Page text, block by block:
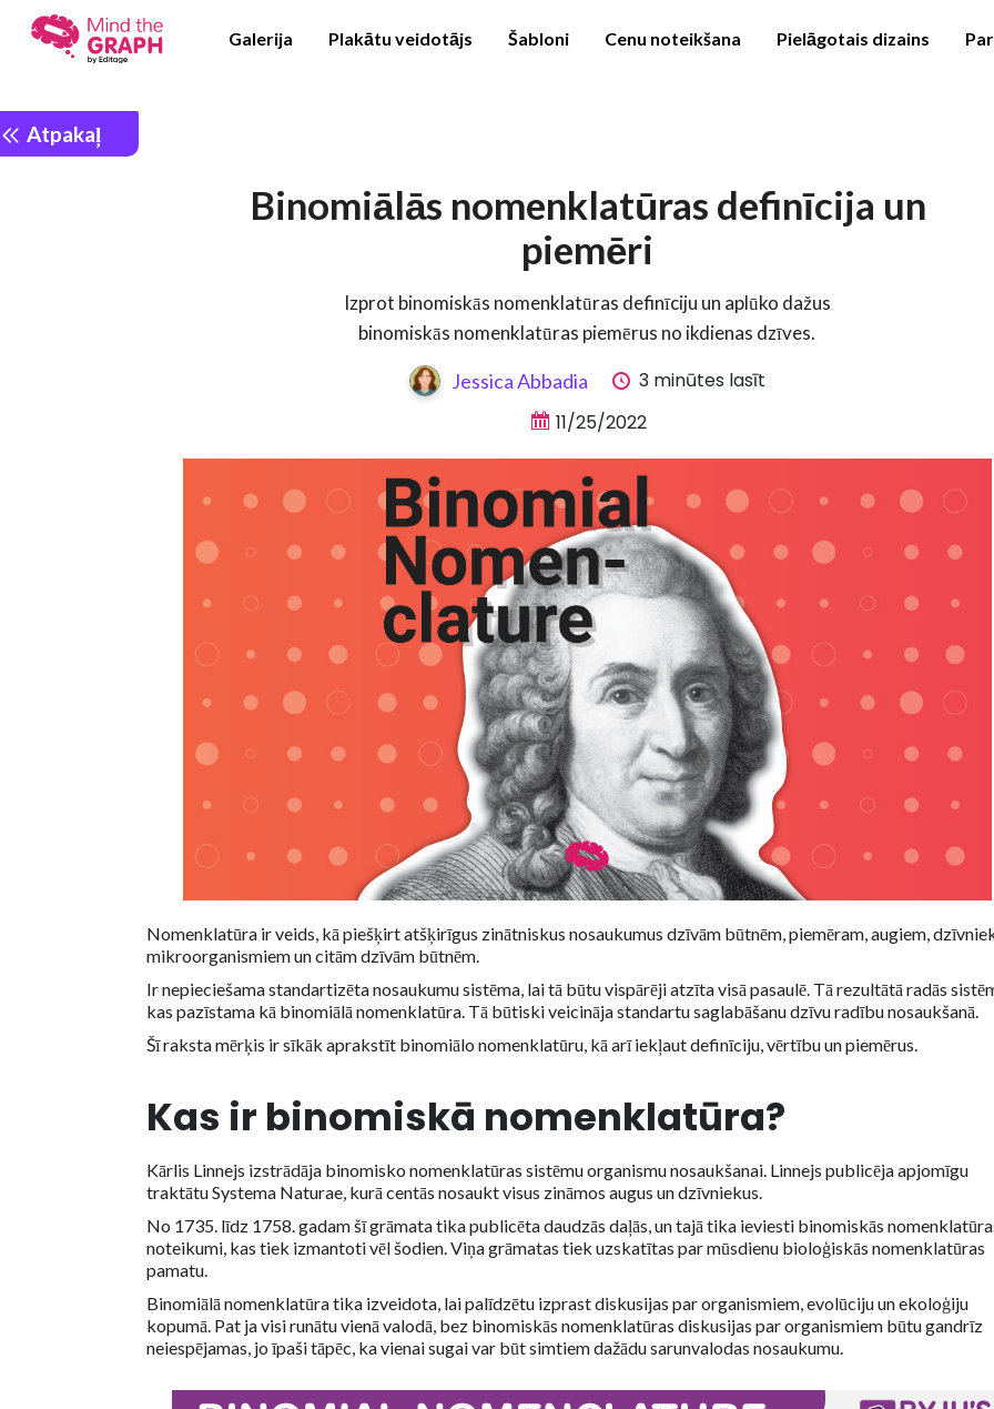
Galerija Plakātu veidotājs Šabloni Cenu noteikšana Pielāgotais dizains
Atpakaļ
Binomiālās nomenklatūras definīcija un
piemēri
Izprot binomiskās nomenklatūras definīciju un aplūko dažus
binomiskās nomenklatūras piemērus no ikdienas dzīves.
Jessica Abbadia
3 minūtes lasīt
11/25/2022
Nomenklatūra ir veids, kā piešķirt atšķirīgus zinātniskus nosaukumus dzīvām būtnēm, piemēram, augiem,
mikroorganismiem un citām dzīvām būtnēm.
Ir nepieciešama standartizēta nosaukumu sistēma, lai tā būtu vispārēji atzīta visā pasaulē. Tā rezultātā radās
kas pazīstama kā binomiālā nomenklatūra. Tā būtiski veicināja standartu saglabāšanu dzīvu radību nosaukšanā.
Šī raksta mērķis ir sīkāk aprakstīt binomiālo nomenklatūru, kā arī iekļaut definīciju, vērtību un piemērus.
Kas ir binomiskā nomenklatūra?
Kārlis Linnejs izstrādāja binomisko nomenklatūras sistēmu organismu nosaukšanai. Linnejs publicēja apjomīgu
traktātu Systema Naturae, kurā centās nosaukt visus zināmos augus un dzīvniekus.
No 1735. līdz 1758. gadam šī grāmata tika publicēta daudzās daļās, un tajā tika ieviesti binomiskās
noteikumi, kas tiek izmantoti vēl šodien. Viņa grāmatas tiek uzskatītas par mūsdienu bioloģiskās nomenklatūras
pamatu.
Binomiālā nomenklatūra tika izveidota, lai palīdzētu izprast diskusijas par organismiem, evolūciju un ekoloģiju
kopumā. Pat ja visi runātu vienā valodā, bez binomiskās nomenklatūras diskusijas par organismiem būtu gandrīz
neiespējamas, jo īpaši tāpēc, ka vienai sugai var būt simtiem dažādu sarunvalodas nosaukumu.